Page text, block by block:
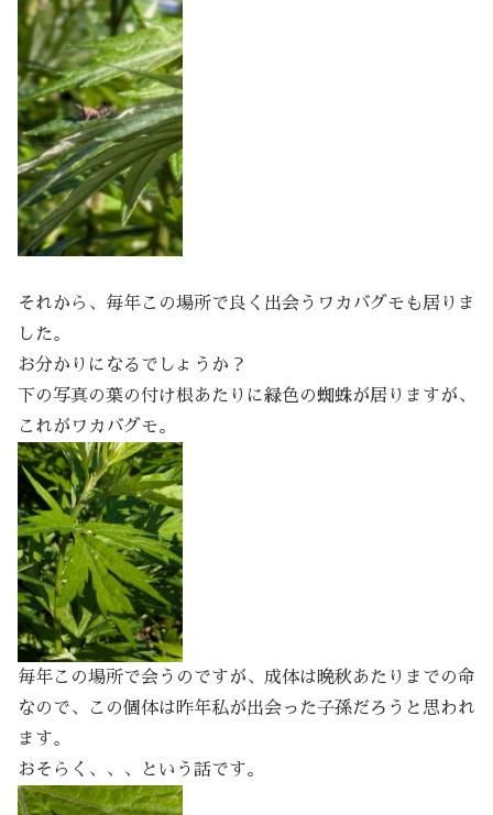
それから、毎年この場所で良く出会うワカバグモも居りま
した。
お分かりになるでしょうか？
下の写真の葉の付け根あたりに緑色の蜘蛛が居りますが、
これがワカバグモ。
毎年この場所で会うのですが、成体は晩秋あたりまでの命
なので、この個体は昨年私が出会った子孫だろうと思われ
ます。
おそらく、、、という話です。